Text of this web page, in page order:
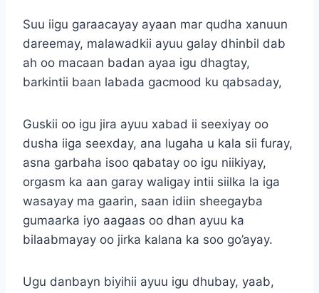
Suu iigu garaacayay ayaan mar qudha xanuun
dareemay, malawadkii ayuu galay dhinbil dab
ah oo macaan badan ayaa igu dhagtay,
barkintii baan labada gacmood ku qabsaday,
Guskii oo igu jira ayuu xabad ii seexiyay oo
dusha iiga seexday, ana lugaha u kala sii furay,
asna garbaha isoo qabatay oo igu niikiyay,
orgasm ka aan garay waligay intii siilka la iga
wasayay ma gaarin, saan idiin sheegayba
gumaarka iyo aagaas oo dhan ayuu ka
bilaabmayay oo jirka kalana ka soo go’ayay.
Ugu danbayn biyihii ayuu igu dhubay, yaab,